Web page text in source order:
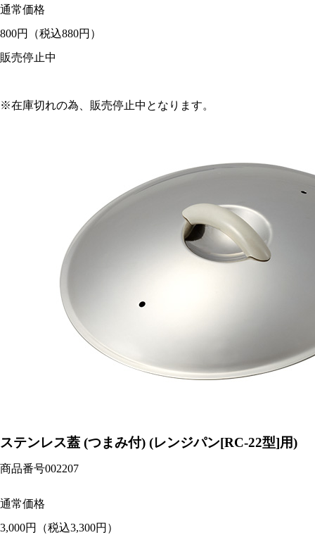
通常価格
800円
（税込880円）
販売停止中
※在庫切れの為、販売停止中となります。
ステンレス蓋 (つまみ付) (レンジパン[RC-22型]用)
商品番号002207
通常価格
3,000円
（税込3,300円）